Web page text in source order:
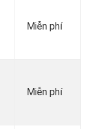
Miễn phí
Miễn phí